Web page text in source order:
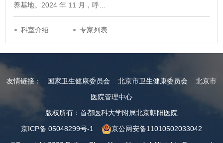
养基地。2024 年 11 月，呼…
科室介绍 专家列表
友情链接： 国家卫生健康委员会 北京市卫生健康委员会
北京市
医院管理中心
版权所有：首都医科大学附属北京朝阳医院
京ICP备 05048299号-1
京公网安备11010502033042